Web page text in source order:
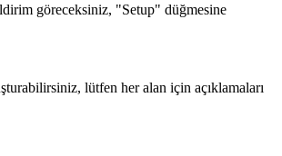
göreceksiniz, "Setup" düğmesine
lütfen her alan için açıklamaları